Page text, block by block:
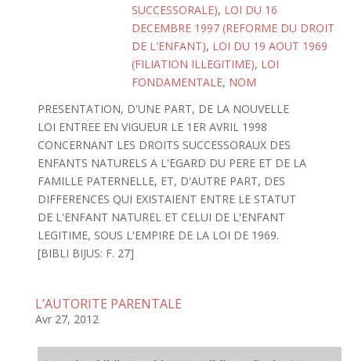
SUCCESSORALE), LOI DU 16
DECEMBRE 1997 (REFORME DU DROIT
DE L'ENFANT), LOI DU 19 AOUT 1969
(FILIATION ILLEGITIME), LOI
FONDAMENTALE, NOM
PRESENTATION, D'UNE PART, DE LA NOUVELLE
LOI ENTREE EN VIGUEUR LE 1ER AVRIL 1998
CONCERNANT LES DROITS SUCCESSORAUX DES
ENFANTS NATURELS A L'EGARD DU PERE ET DE LA
FAMILLE PATERNELLE, ET, D'AUTRE PART, DES
DIFFERENCES QUI EXISTAIENT ENTRE LE STATUT
DE L'ENFANT NATUREL ET CELUI DE L'ENFANT
LEGITIME, SOUS L'EMPIRE DE LA LOI DE 1969.
[BIBLI BIJUS: F. 27]
L’AUTORITE PARENTALE
Avr 27, 2012